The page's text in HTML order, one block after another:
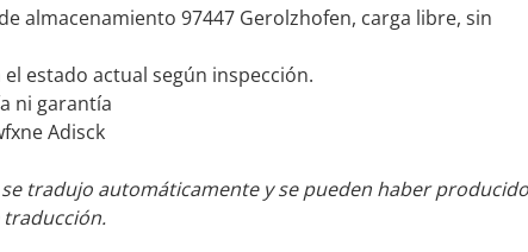
almacenamiento 97447 Gerolzhofen, carga libre, sin
el estado actual según inspección.
ni garantía
Adisck
tradujo automáticamente y se pueden haber producido